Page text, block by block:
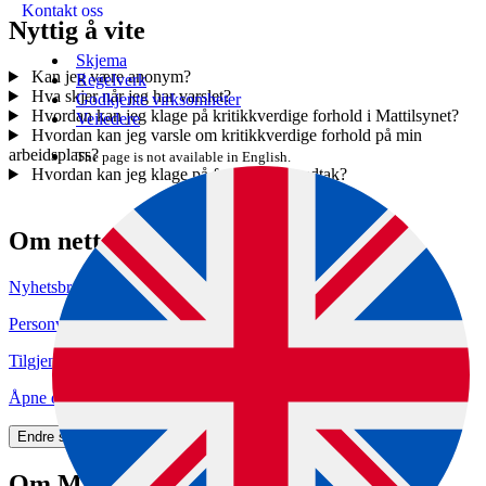
Kontakt oss
Skjema
Regelverk
Godkjente virksomheter
Veiledere
The page is not available in English.
Nyttig å vite
Kan jeg være anonym?
Hva skjer når jeg har varslet?
Hvordan kan jeg klage på kritikkverdige forhold i Mattilsynet?
Hvordan kan jeg varsle om kritikkverdige forhold på min
arbeidsplass?
Hvordan kan jeg klage på forvaltningsvedtak?
Om nettstedet
Nyhetsbrev
Personvern og informasjonskapsler
Tilgjengelighetserklæring (uustatus.no)
Åpne data (API)
Endre samtykke for informasjonskapsler